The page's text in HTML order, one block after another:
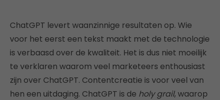
ChatGPT levert waanzinnige resultaten op. Wie
voor het eerst een tekst maakt met de technologie
is verbaasd over de kwaliteit. Het is dus niet moeilijk
te verklaren waarom veel marketeers enthousiast
zijn over ChatGPT. Contentcreatie is voor veel van
hen een uitdaging. ChatGPT is de holy grail, waarop